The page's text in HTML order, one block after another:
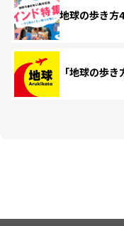
地球の歩き方
「地球の歩